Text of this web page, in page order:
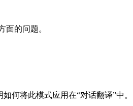
面的问题。
何将此模式应用在“对话翻译”中。